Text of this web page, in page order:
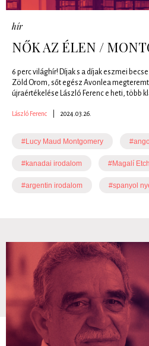
hír
NŐK AZ ÉLEN /
6 perc világhír! Díjak s a díjak eszmei
Zöld Orom, sőt egész Avonlea
újraértékelése László Ferenc e heti, több
László Ferenc 2024.03.26.
#Lucy Maud Montgomery
#kanadai irodalom #Magalí
#argentin irodalom #spanyol